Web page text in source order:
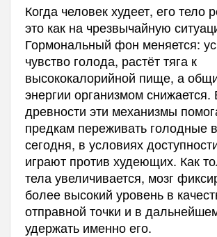
Когда человек худеет, его тело
это как на чрезвычайную
Гормональный фон меняется:
чувство голода, растёт тяга к
высококалорийной пище, а
энергии организмом снижается.
древности эти механизмы
предкам переживать голодные
сегодня, в условиях
играют против худеющих. Как
тела увеличивается, мозг
более высокий уровень в
отправной точки и в
удержать именно его.